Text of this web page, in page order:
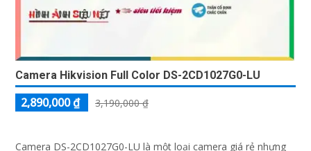
Camera Hikvision Full Color DS-2CD1027G0-LU
2,890,000 ₫ 3,190,000 ₫
Camera DS-2CD1027G0-LU là một loại camera giá rẻ nhưng